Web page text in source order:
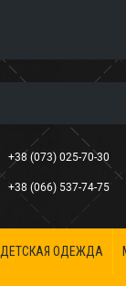
+38 (073) 025-70-30
+38 (066) 537-74-75
ДЕТСКАЯ ОДЕЖДА